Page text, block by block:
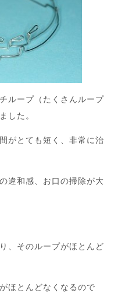
ループ（たくさんループ
した。
がとても短く、非常に治
違和感、お口の掃除が大
、そのループがほとんど
ほとんどなくなるので